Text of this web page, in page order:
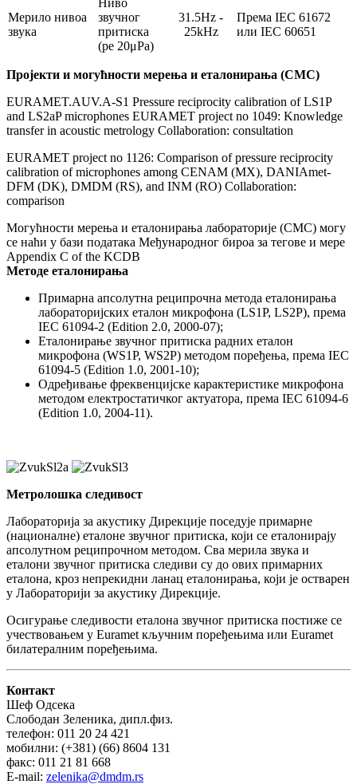
Мерило нивоа
звука
звучног
притиска
(ре 20μPa)
31.5Hz -
25kHz
Према IEC 61672
или IEC 60651
Пројекти и могућности мерења и еталонирања (CMC)
EURAMET.AUV.A-S1 Pressure reciprocity calibration of LS1P
and LS2aP microphones EURAMET project no 1049: Knowledge
transfer in acoustic metrology Collaboration: consultation
EURAMET project no 1126: Comparison of pressure reciprocity
calibration of microphones among CENAM (MX), DANIAmet-
DFM (DK), DMDM (RS), and INM (RO) Collaboration:
comparison
Могућности мерења и еталонирања лабораторије (CMC) могу
се наћи у бази података Међународног бироа за тегове и мере
Appendix C of the KCDB
Методе еталонирања
Примарна апсолутна реципрочна метода еталонирања
лабораторијских еталон микрофона (LS1P, LS2P), према
IEC 61094-2 (Edition 2.0, 2000-07);
Еталонирање звучног притиска радних еталон
микрофона (WS1P, WS2P) методом поређења, према IEC
61094-5 (Edition 1.0, 2001-10);
Одређивање фреквенцијске карактеристике микрофона
методом електростатичког актуатора, према IEC 61094-6
(Edition 1.0, 2004-11).
Метролошка следивост
Лабораторија за акустику Дирекције поседује примарне
(националне) еталоне звучног притиска, који се еталонирају
апсолутном реципрочном методом. Сва мерила звука и
еталони звучног притиска следиви су до ових примарних
еталона, кроз непрекидни ланац еталонирања, који је остварен
у Лабораторији за акустику Дирекције.
Осигурање следивости еталона звучног притиска постиже се
учествовањем у Euramet кључним поређењима или Euramet
билатералним поређењима.
Контакт
Шеф Одсека
Слободан Зеленика, дипл.физ.
телефон: 011 20 24 421
мобилни: (+381) (66) 8604 131
факс: 011 21 81 668
E-mail: zelenika@dmdm.rs